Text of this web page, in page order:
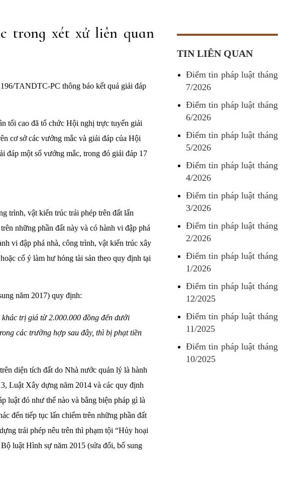
trong xét xử liên quan
TANDTC-PC thông báo kết quả giải đáp
tối cao đã tổ chức Hội nghị trực tuyến giải
cơ sở các vướng mắc và giải đáp của Hội
đáp một số vướng mắc, trong đó giải đáp 17
trình, vật kiến trúc trái phép trên đất lấn
những phần đất này và có hành vi đập phá
vi đập phá nhà, công trình, vật kiến trúc xây
cố ý làm hư hỏng tài sản theo quy định tại
năm 2017) quy định:
trị giá từ 2.000.000 đồng đến dưới
các trường hợp sau đây, thì bị phạt tiền
diện tích đất do Nhà nước quản lý là hành
Luật Xây dựng năm 2014 và các quy định
luật đó như thế nào và bằng biện pháp gì là
đến tiếp tục lấn chiếm trên những phần đất
trái phép nêu trên thì phạm tội “Hủy hoại
luật Hình sự năm 2015 (sửa đổi, bổ sung
TIN LIÊN QUAN
Điểm tin pháp luật tháng
7/2026
Điểm tin pháp luật tháng
6/2026
Điểm tin pháp luật tháng
5/2026
Điểm tin pháp luật tháng
4/2026
Điểm tin pháp luật tháng
3/2026
Điểm tin pháp luật tháng
2/2026
Điểm tin pháp luật tháng
1/2026
Điểm tin pháp luật tháng
12/2025
Điểm tin pháp luật tháng
11/2025
Điểm tin pháp luật tháng
10/2025